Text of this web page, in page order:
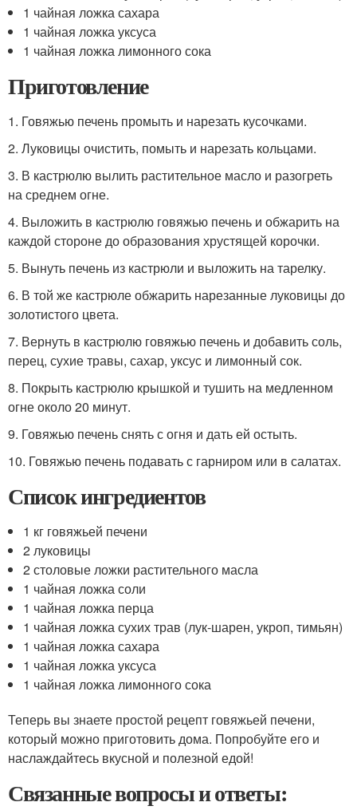
1 чайная ложка сахара
1 чайная ложка уксуса
1 чайная ложка лимонного сока
Приготовление
1. Говяжью печень промыть и нарезать кусочками.
2. Луковицы очистить, помыть и нарезать кольцами.
3. В кастрюлю вылить растительное масло и разогреть
на среднем огне.
4. Выложить в кастрюлю говяжью печень и обжарить на
каждой стороне до образования хрустящей корочки.
5. Вынуть печень из кастрюли и выложить на тарелку.
6. В той же кастрюле обжарить нарезанные луковицы до
золотистого цвета.
7. Вернуть в кастрюлю говяжью печень и добавить соль,
перец, сухие травы, сахар, уксус и лимонный сок.
8. Покрыть кастрюлю крышкой и тушить на медленном
огне около 20 минут.
9. Говяжью печень снять с огня и дать ей остыть.
10. Говяжью печень подавать с гарниром или в салатах.
Список ингредиентов
1 кг говяжьей печени
2 луковицы
2 столовые ложки растительного масла
1 чайная ложка соли
1 чайная ложка перца
1 чайная ложка сухих трав (лук-шарен, укроп, тимьян)
1 чайная ложка сахара
1 чайная ложка уксуса
1 чайная ложка лимонного сока
Теперь вы знаете простой рецепт говяжьей печени,
который можно приготовить дома. Попробуйте его и
наслаждайтесь вкусной и полезной едой!
Связанные вопросы и ответы: